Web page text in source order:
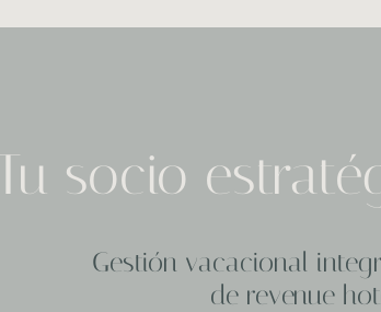
socio
Gestión vacacional
de revenue